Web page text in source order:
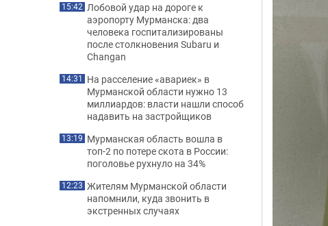
15:42 Лобовой удар на дороге к
аэропорту Мурманска: два
человека госпитализированы
после столкновения Subaru и
Changan
14:31 На расселение «авариек» в
Мурманской области нужно 13
миллиардов: власти нашли способ
надавить на застройщиков
13:19 Мурманская область вошла в
топ-2 по потере скота в России:
поголовье рухнуло на 34%
12:23 Жителям Мурманской области
напомнили, куда звонить в
экстренных случаях